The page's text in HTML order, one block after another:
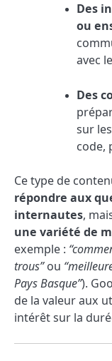
Des
ou
avec
Des
sur
code,
Ce type de
répondre aux
internautes,
une variété de
exemple :
trous”ou
Pays Basque”).
de la valeur aux
intérêt sur la